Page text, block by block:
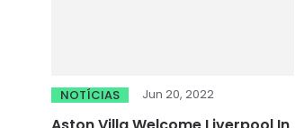
NOTÍCIAS Jun 20, 2022